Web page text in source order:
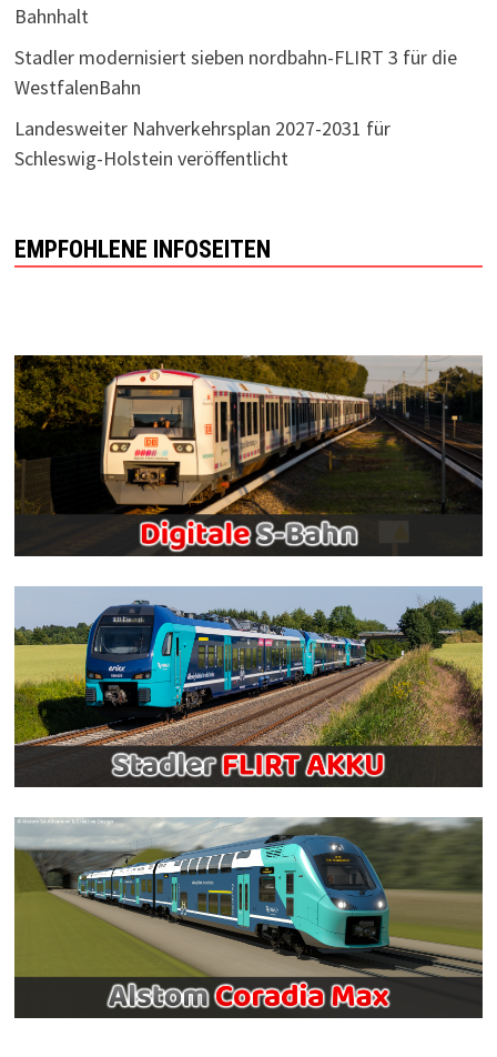
Bahnhalt
Stadler modernisiert sieben nordbahn-FLIRT 3 für die
WestfalenBahn
Landesweiter Nahverkehrsplan 2027-2031 für
Schleswig-Holstein veröffentlicht
EMPFOHLENE INFOSEITEN